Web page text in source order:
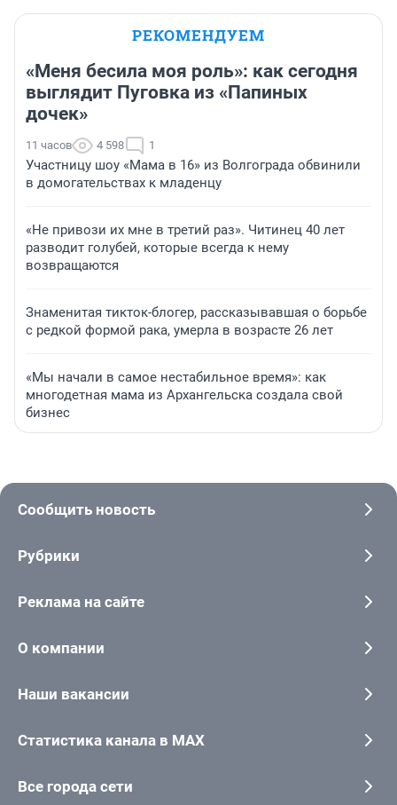
РЕКОМЕНДУЕМ
«Меня бесила моя роль»: как сегодня
выглядит Пуговка из «Папиных
дочек»
11 часов 4 598 1
Участницу шоу «Мама в 16» из Волгограда обвинили
в домогательствах к младенцу
«Не привози их мне в третий раз». Читинец 40 лет
разводит голубей, которые всегда к нему
возвращаются
Знаменитая тикток-блогер, рассказывавшая о борьбе
с редкой формой рака, умерла в возрасте 26 лет
«Мы начали в самое нестабильное время»: как
многодетная мама из Архангельска создала свой
бизнес
Сообщить новость
Рубрики
Реклама на сайте
О компании
Наши вакансии
Статистика канала в MAX
Все города сети